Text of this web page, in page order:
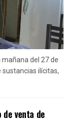
del 27 de
ilícitas,
de venta de